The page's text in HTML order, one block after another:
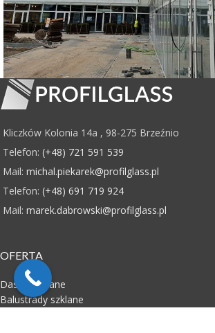
Zadaszenie szklane na belkach – Warszawa
Kliczków Kolonia 14a , 98-275 Brzeźnio
Telefon: (+48) 721 591 539
Mail: michal.piekarek@profilglass.pl
Telefon: (+48) 691 719 924
Mail: marek.dabrowski@profilglass.pl
OFERTA
Daszki szklane
Balustrady szklane